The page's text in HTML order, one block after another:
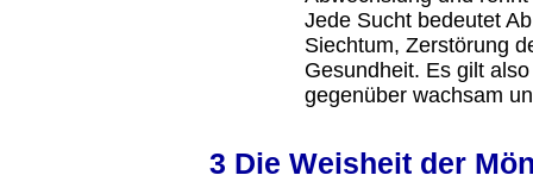
Jede Sucht bedeutet
Siechtum, Zerstörung
Gesundheit. Es gilt
gegenüber wachsam
3 Die Weisheit der